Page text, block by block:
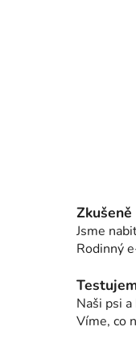
Jsme
Rodinný
Naši psi
Víme, co